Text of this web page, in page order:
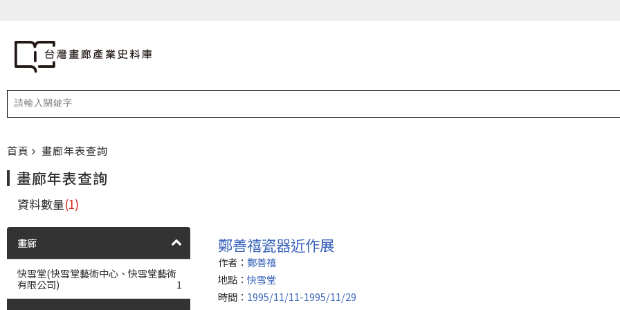
首頁 畫廊年表查詢
畫廊年表查詢
資料數量(1)
畫廊
快雪堂(快雪堂藝術中心、快雪堂藝術
有限公司) 1
鄭善禧瓷器近作展
作者： 鄭善禧
地點： 快雪堂
時間： 1995/11/11-1995/11/29